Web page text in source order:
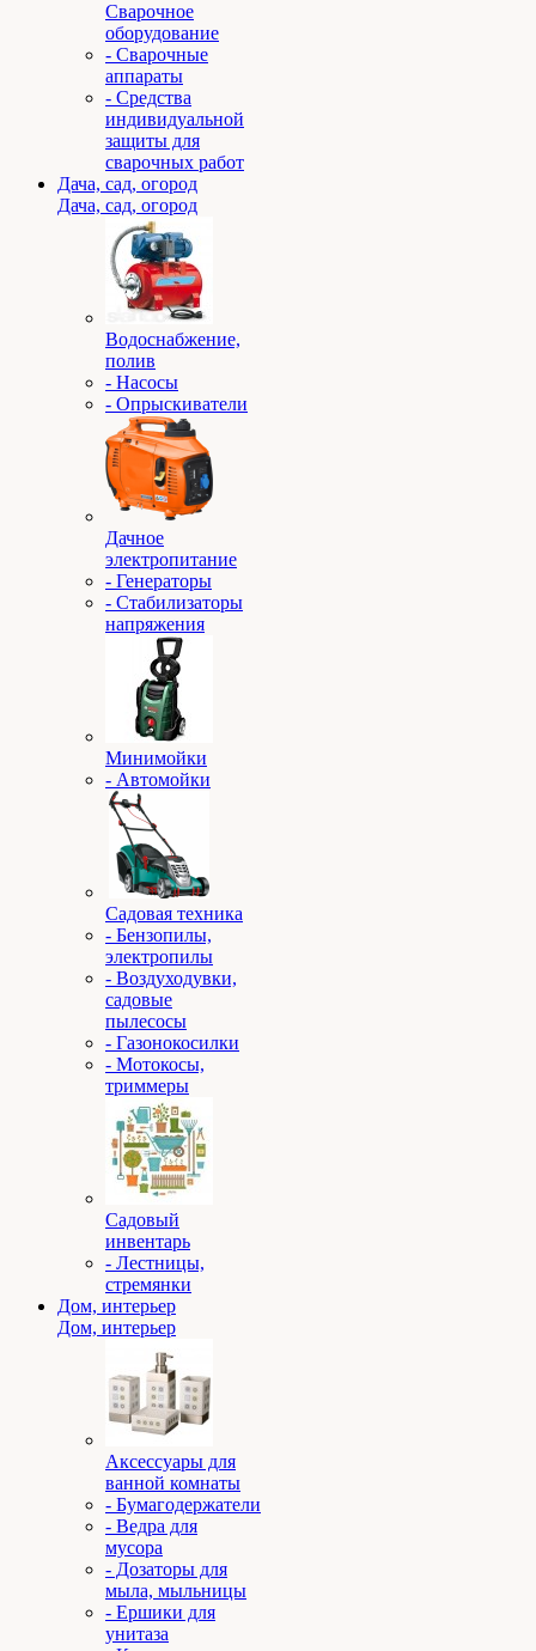
Сварочное
оборудование
- Сварочные
аппараты
- Средства
индивидуальной
защиты для
сварочных работ
Дача, сад, огород
Дача, сад, огород
Водоснабжение,
полив
- Насосы
- Опрыскиватели
Дачное
электропитание
- Генераторы
- Стабилизаторы
напряжения
Минимойки
- Автомойки
Садовая техника
- Бензопилы,
электропилы
- Воздуходувки,
садовые
пылесосы
- Газонокосилки
- Мотокосы,
триммеры
Садовый
инвентарь
- Лестницы,
стремянки
Дом, интерьер
Дом, интерьер
Аксессуары для
ванной комнаты
- Бумагодержатели
- Ведра для
мусора
- Дозаторы для
мыла, мыльницы
- Ершики для
унитаза